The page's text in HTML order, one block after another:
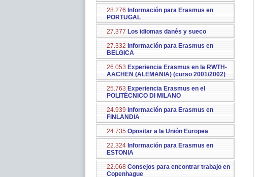
28.276 Información para Erasmus en
PORTUGAL
27.377 Los idiomas danés y sueco
27.332 Información para Erasmus en
BELGICA
26.053 Experiencia Erasmus en la RWTH-
AACHEN (ALEMANIA) (curso 2001/2002)
25.763 Experiencia Erasmus en el
POLITÉCNICO DI MILANO
24.939 Información para Erasmus en
FINLANDIA
24.735 Opositar a la Unión Europea
22.324 Información para Erasmus en
ESTONIA
22.068 Consejos para encontrar trabajo en
Copenhague